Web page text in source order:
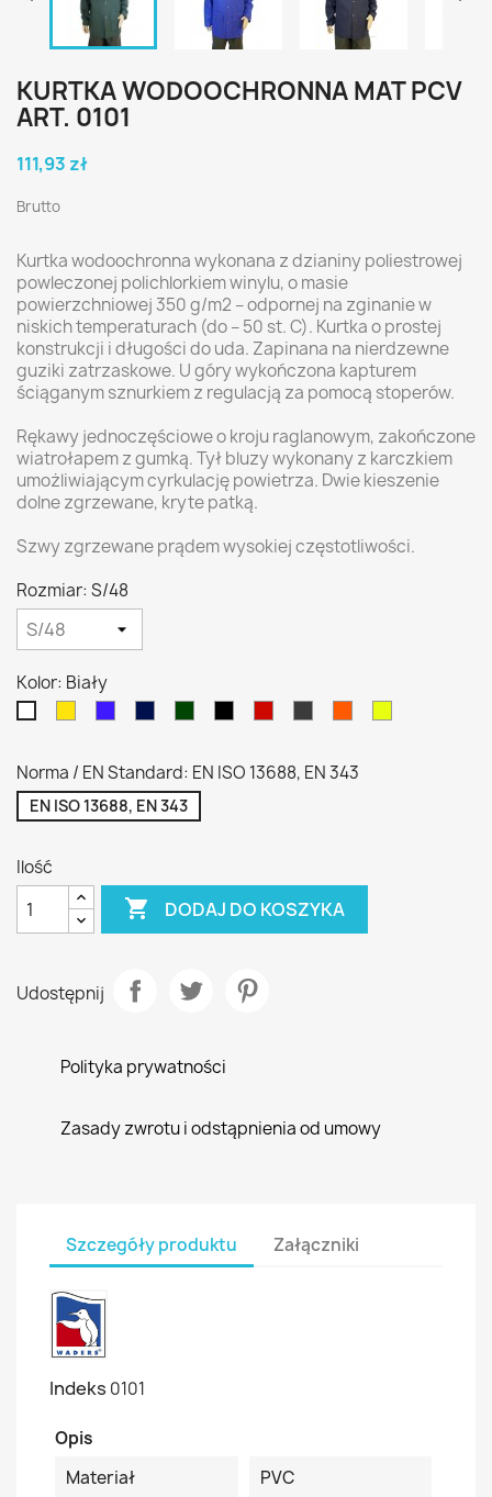
KURTKA WODOOCHRONNA MAT PCV
ART. 0101
111,93 zł
Brutto
Kurtka wodoochronna wykonana z dzianiny poliestrowej
powleczonej polichlorkiem winylu, o masie
powierzchniowej 350 g/m2 – odpornej na zginanie w
niskich temperaturach (do – 50 st. C). Kurtka o prostej
konstrukcji i długości do uda. Zapinana na nierdzewne
guziki zatrzaskowe. U góry wykończona kapturem
ściąganym sznurkiem z regulacją za pomocą stoperów.
Rękawy jednoczęściowe o kroju raglanowym, zakończone
wiatrołapem z gumką. Tył bluzy wykonany z karczkiem
umożliwiającym cyrkulację powietrza. Dwie kieszenie
dolne zgrzewane, kryte patką.
Szwy zgrzewane prądem wysokiej częstotliwości.
Rozmiar: S/48
Kolor: Biały
Norma / EN Standard: EN ISO 13688, EN 343
EN ISO 13688, EN 343
Ilość
 DODAJ DO KOSZYKA
Udostępnij
Polityka prywatności
Zasady zwrotu i odstąpnienia od umowy
Szczegóły produktu Załączniki
Indeks 0101
Opis
Materiał
PVC